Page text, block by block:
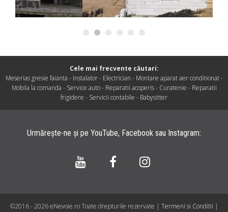
Cele mai frecvente căutari:
Meserias gresie faianta - Instalator- Electrician - Montare aparat aer conditionat-
Mobila la comanda - Service auto- Reparatii acoperis- Curatenie - Reparatii
frigidere - Servicii contabile - Babysitter
Urmărește-ne și pe YouTube, Facebook sau Instagram:
©2016 -2026 eNevoie.ro Toate drepturile rezervate | Termeni si Conditii |